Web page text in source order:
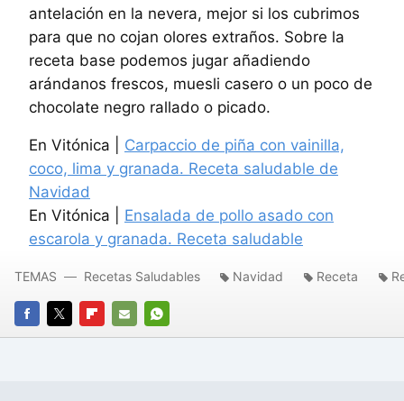
antelación en la nevera, mejor si los cubrimos
para que no cojan olores extraños. Sobre la
receta base podemos jugar añadiendo
arándanos frescos, muesli casero o un poco de
chocolate negro rallado o picado.
En Vitónica | Carpaccio de piña con vainilla,
coco, lima y granada. Receta saludable de
Navidad
En Vitónica | Ensalada de pollo asado con
escarola y granada. Receta saludable
FACEBOOK
TWITTERFLIPBOARD
E-
WHATSAPP
TEMAS Recetas Saludables Navidad Receta